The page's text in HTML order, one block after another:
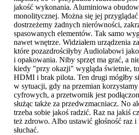
jakość wykonania. Aluminiowa
monolitycznej. Można się jej
dostrzeżemy żadnych nierówności,
spasowanych elementów. Tak samo
nawet wnętrze. Widziałem urządzenia
które pozazdrościłyby Audiolabowi
i opakowania. Niby sprzęt ma grać, a
kiedy "przy okazji" wygląda świetnie,
HDMI i brak pilota. Ten drugi mógłby
w sytuacji, gdy na przemian
cyfrowych, a przetwornik jest
służąc także za przedwzmacniacz. No
trzeba sobie jakoś radzić. Raz na jakiś
też zdrowo. Albo ustawić głośność raz
słuchać.